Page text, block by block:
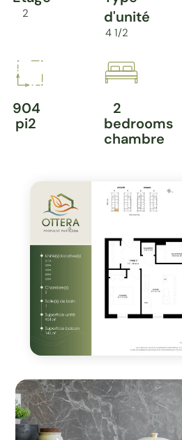
2
d'unité
4 1/2
904
pi2
2
bedrooms
chambre